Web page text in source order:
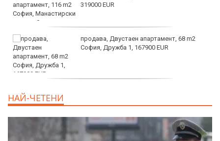
319000 EUR
продава, Двустаен апартамент, 68 m2
София, Дружба 1, 167900 EUR
НАЙ-ЧЕТЕНИ